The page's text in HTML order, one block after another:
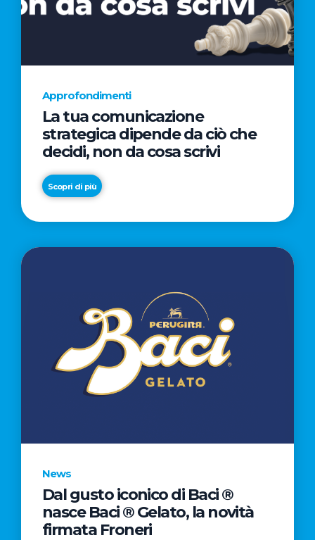
AL
CINEMA
NELLA
CAMPAGNA
REGISTA
PREMIO
OSCAR®
Approfondimenti
La tua comunicazione
strategica dipende da ciò che
decidi, non da cosa scrivi
Scopri di più
News
Dal gusto iconico di Baci ®
nasce Baci ® Gelato, la novità
firmata Froneri